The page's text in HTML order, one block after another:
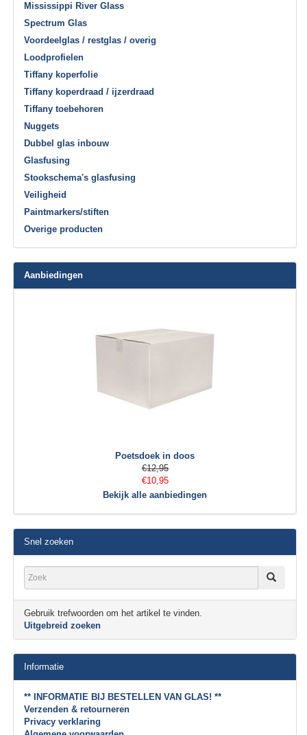
Mississippi River Glass
Spectrum Glas
Voordeelglas / restglas / overig
Loodprofielen
Tiffany koperfolie
Tiffany koperdraad / ijzerdraad
Tiffany toebehoren
Nuggets
Dubbel glas inbouw
Glasfusing
Stookschema's glasfusing
Veiligheid
Paintmarkers/stiften
Overige producten
Aanbiedingen
Poetsdoek in doos
€12,95
€10,95
Bekijk alle aanbiedingen
Snel zoeken
Gebruik trefwoorden om het artikel te vinden.
Uitgebreid zoeken
Informatie
** INFORMATIE BIJ BESTELLEN VAN GLAS! **
Verzenden & retourneren
Privacy verklaring